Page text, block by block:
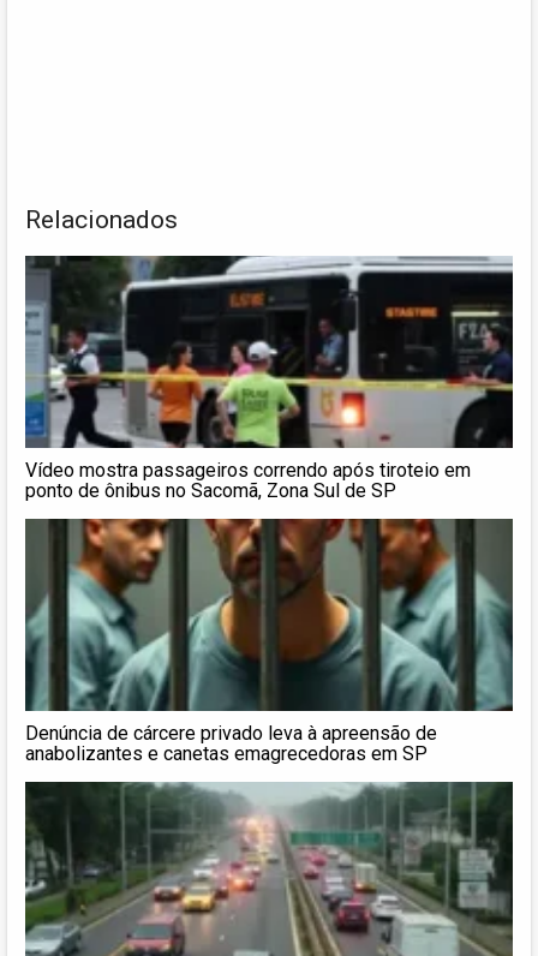
Relacionados
Vídeo mostra passageiros correndo após tiroteio em
ponto de ônibus no Sacomã, Zona Sul de SP
Denúncia de cárcere privado leva à apreensão de
anabolizantes e canetas emagrecedoras em SP